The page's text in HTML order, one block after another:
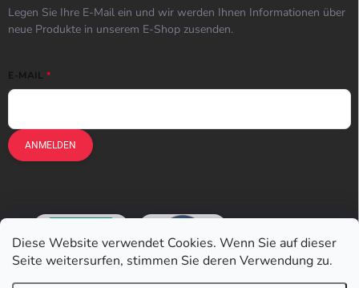
Diese Website verwendet Cookies. Wenn Sie auf dieser
Seite weitersurfen, stimmen Sie deren Verwendung zu.
Legen Sie Ihre E-Mail ein und wir werden Ihnen Informationen über
neue Produkte in unserem E-Shop zusenden.
E-MAIL
ANMELDEN